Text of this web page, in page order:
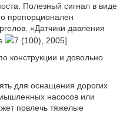
Полезный сигнал в виде
пропорционален
«Датчики давления
7 (100), 2005].
конструкции и довольно
для оснащения дорогих
насосов или
повлечь тяжелые